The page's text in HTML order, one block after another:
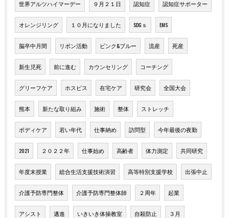
世界アルツハイマーデー ９月２１日 認知症 認知症サポーター
オレンジリング １０月になりました SDGｓ EMS
脳卒中月間 リボン活動 ピンク&ブルー 流産 死産
新生児死 前に進む カウンセリング コーチング
グリーフケア ホスピス 在宅ケア 研究会 全国大会
熊本 新たな取り組み 施術 整体 ストレッチ
ボディケア 若い年代 仕事納め 訪問型 今年最後の夜勤
2021 ２０２２年 仕事始め 高齢者 体力測定 共同研究
年度末授業 総合生活支援技術演習 高等特別支援学校 出張中止
介護予防専門整体 介護予防専門整体師 ２周年 起業
アシスト 邁進 いきいき体操教室 自殺防止 ３月